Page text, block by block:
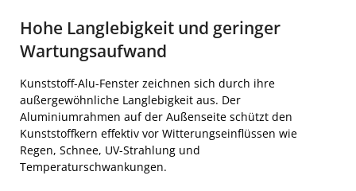
Hohe Langlebigkeit und geringer
Wartungsaufwand
Kunststoff-Alu-Fenster zeichnen sich durch ihre
außergewöhnliche Langlebigkeit aus. Der
Aluminiumrahmen auf der Außenseite schützt den
Kunststoffkern effektiv vor Witterungseinflüssen wie
Regen, Schnee, UV-Strahlung und
Temperaturschwankungen.